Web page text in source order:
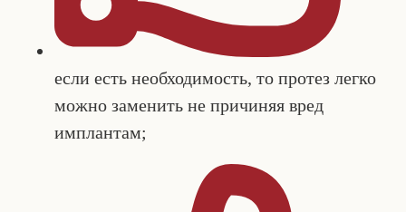
если есть необходимость, то протез легко
можно заменить не причиняя вред
имплантам;